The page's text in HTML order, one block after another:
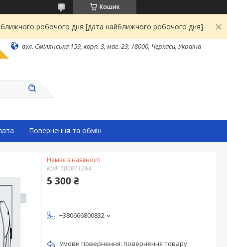
Кошик
робочого дня [дата найближчого робочого дня].
вул. Смілянська 159, корп. 3, маг. 23; 18000, Черкаси, Україна
Повернення та обмін
Немає в наявності
Код: 000011264
5 300 ₴
+380666800832
повернення товару